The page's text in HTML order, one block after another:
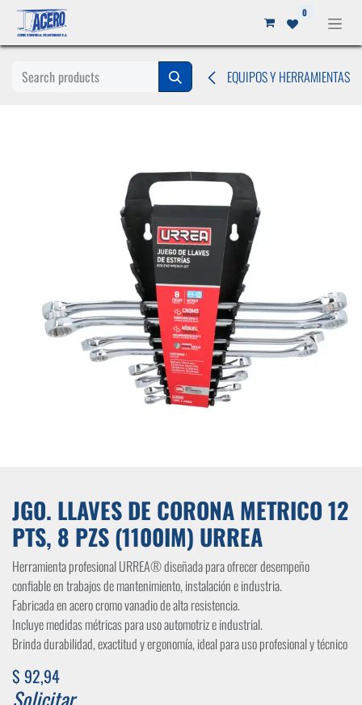
Ir al contenido 0
EQUIPOS Y HERRAMIENTAS
JGO. LLAVES DE CORONA METRICO 12
PTS, 8 PZS (1100IM) URREA
Herramienta profesional URREA® diseñada para ofrecer desempeño
confiable en trabajos de mantenimiento, instalación e industria.
Fabricada en acero cromo vanadio de alta resistencia.
Incluye medidas métricas para uso automotriz e industrial.
Brinda durabilidad, exactitud y ergonomía, ideal para uso profesional y técnico
$ 92,94
Solicitar